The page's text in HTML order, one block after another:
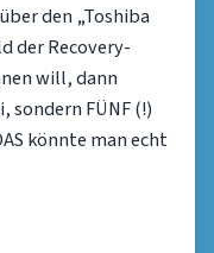
den „Toshiba
der Recovery-
will, dann
FÜNF (!)
könnte man echt